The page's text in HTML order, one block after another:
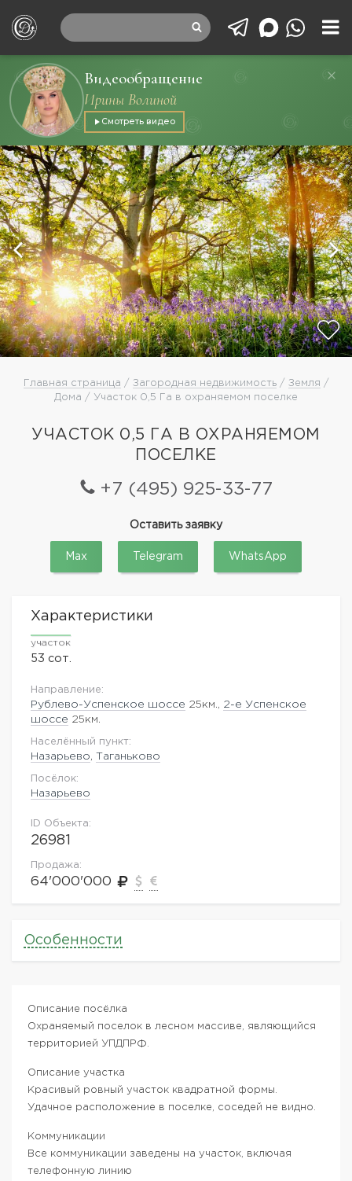
Видеообращение
Ирины Волиной
Смотреть видео
Главная страница / Загородная недвижимость/ Земля /
Дома / Участок 0,5 Га в охраняемом поселке
УЧАСТОК 0,5 ГА В ОХРАНЯЕМОМ
ПОСЕЛКЕ
+7 (495) 925-33-77
Оставить заявку
Max Telegram WhatsApp
Характеристики
участок
53 сот.
Направление:
Рублево-Успенское шоссе 25км., 2-е Успенское
шоссе 25км.
Населённый пункт:
Назарьево Таганьково
Посёлок:
Назарьево
ID Объекта:
26981
Продажа:
64'000'000
Особенности
Описание посёлка
Охраняемый поселок в лесном массиве, являющийся
территорией УПДПРФ.
Описание участка
Красивый ровный участок квадратной формы.
Удачное расположение в поселке, соседей не видно.
Коммуникации
Все коммуникации заведены на участок, включая
телефонную линию